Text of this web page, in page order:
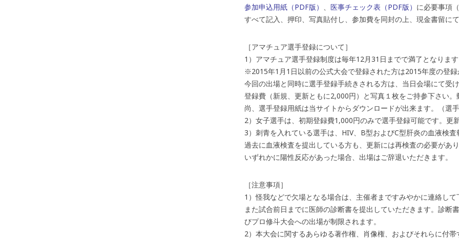
参加申込用紙（PDF版） 、 医事チェック表（PDF版） に必要事項
すべて記入、押印、写真貼付し、参加費を同封の上、現金書留に
［アマチュア選手登録について］
1）アマチュア選手登録制度は毎年12月31日までで満了となりま
※2015年1月1日以前の公式大会で登録された方は2015年度の登
今回の出場と同時に選手登録手続きされる方は、当日会場にて受
登録費（新規、更新ともに2,000円）と写真１枚をご持参下さい
尚、選手登録用紙は当サイトからダウンロードが出来ます。（選
2）女子選手は、初期登録費1,000円のみで選手登録可能です。更
3）刺青を入れている選手は、HIV、B型およびC型肝炎の血液検
過去に血液検査を提出している方も、更新には再検査の必要があ
いずれかに陽性反応があった場合、出場はご辞退いただきます。
［注意事項］
1）怪我などで欠場となる場合は、主催者まですみやかに連絡して
また試合前日までに医師の診断書を提出していただきます。診断
びプロ修斗大会への出場が制限されます。
2）本大会に関するあらゆる著作権、肖像権、およびそれらに付